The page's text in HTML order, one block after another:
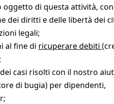
oggetto di questa attività,
dei diritti e delle libertà dei
legali;
al fine di ricuperare debiti
casi risolti con il nostro
di bugia) per dipendenti,